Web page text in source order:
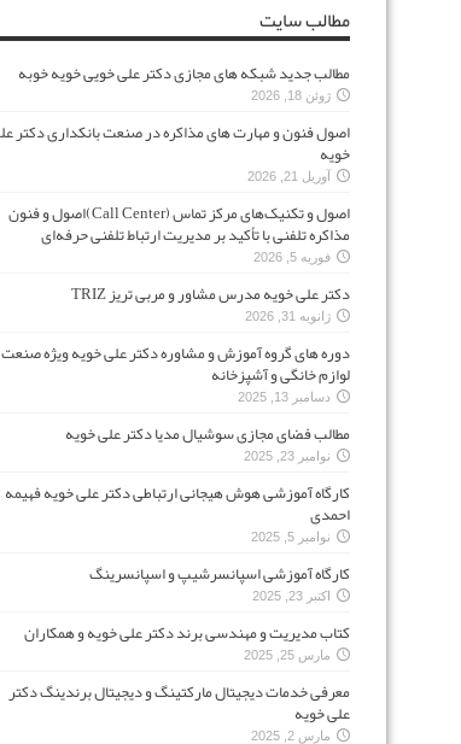
مطالب سایت
مطالب جدید شبکه های مجازی دکتر علی خویی خویه خوبه
ژوئن 18, 2026
اصول فنون و مهارت های مذاکره در صنعت بانکداری دکتر
خویه
آوریل 21, 2026
اصول و تکنیک‌های مرکز تماس (Call Center)اصول و فنون
مذاکره تلفنی با تأکید بر مدیریت ارتباط تلفنی حرفه‌ای
فوریه 5, 2026
دکتر علی خویه مدرس مشاور و مربی تریز TRIZ
ژانویه 31, 2026
دوره های گروه آموزش و مشاوره دکتر علی خویه ویژه صنعت
لوازم خانگی و آشپزخانه
دسامبر 13, 2025
مطالب فضای مجازی سوشیال مدیا دکتر علی خویه
نوامبر 23, 2025
کارگاه آموزشی هوش هیجانی ارتباطی دکتر علی خویه فهیمه
احمدی
نوامبر 5, 2025
کارگاه آموزشی اسپانسرشیپ و اسپانسرینگ
اکتبر 23, 2025
کتاب مدیریت و مهندسی برند دکتر علی خویه و همکاران
مارس 25, 2025
معرفی خدمات دیجیتال مارکتینگ و دیجیتال برندینگ دکتر
علی خویه
مارس 2, 2025